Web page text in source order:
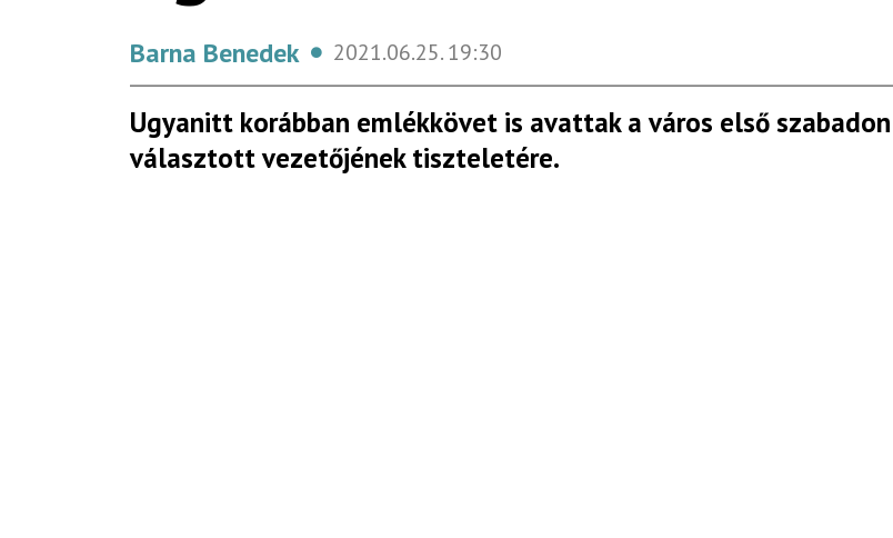
Barna Benedek 2021.06.25.19:30
Ugyanitt korábban emlékkövet is avattak a város első szabadon
választott vezetőjének tiszteletére.